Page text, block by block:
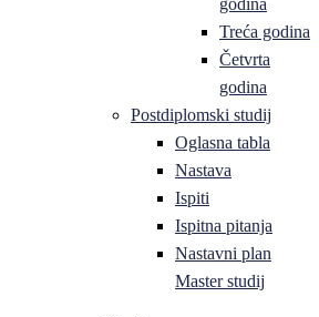
godina
Treća godina
Četvrta
godina
Postdiplomski studij
Oglasna tabla
Nastava
Ispiti
Ispitna pitanja
Nastavni plan
Master studij